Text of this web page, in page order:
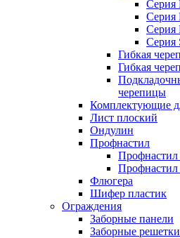
Серия
Серия
Серия
Серия
Гибкая
Гибкая
черепицы
Комплектующие
Лист плоский
Ондулин
Профнастил
Профнастил
Профнастил
Флюгера
Шифер пластик
Ограждения
Заборные панели
Заборные решетки